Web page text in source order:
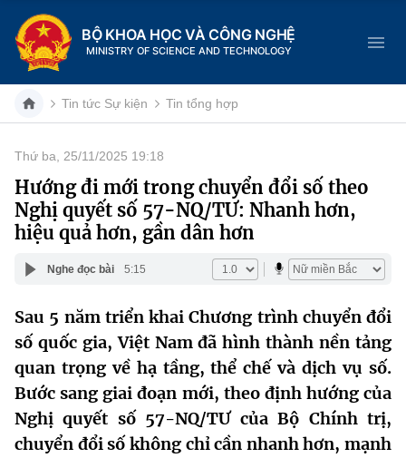
BỘ KHOA HỌC VÀ CÔNG NGHỆ
MINISTRY OF SCIENCE AND TECHNOLOGY
Danh mục
Trang chủ
Cơ cấu tổ chức
Lịch sử phát triển
Sở Khoa học và Công nghệ
Khoa học và Công nghệ
Đổi mới sáng tạo
Chuyển đổi số
Dịch vụ công
Hệ thống văn bản
Văn bản QPPL
MST IOFFICE
Tin tức Sự kiện Tin tổng hợp
Thứ ba, 25/11/2025 19:18
Hướng đi mới trong chuyển đổi số theo
Nghị quyết số 57-NQ/TƯ: Nhanh hơn,
hiệu quả hơn, gần dân hơn
Nghe đọc bài 5:15
Sau 5 năm triển khai Chương trình chuyển đổi
số quốc gia, Việt Nam đã hình thành nền tảng
quan trọng về hạ tầng, thể chế và dịch vụ số.
Bước sang giai đoạn mới, theo định hướng của
Nghị quyết số 57-NQ/TƯ của Bộ Chính trị,
chuyển đổi số không chỉ cần nhanh hơn, mạnh